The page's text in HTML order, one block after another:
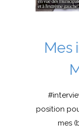
Mes
position
mes